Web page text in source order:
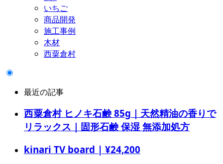
いちご
商品開発
施工事例
木材
西粟倉村
最近の記事
西粟倉村 ヒノキ石鹸 85g｜天然精油の香りで
リラックス｜固形石鹸 保湿 無添加処方
kinari TV board | ¥24,200